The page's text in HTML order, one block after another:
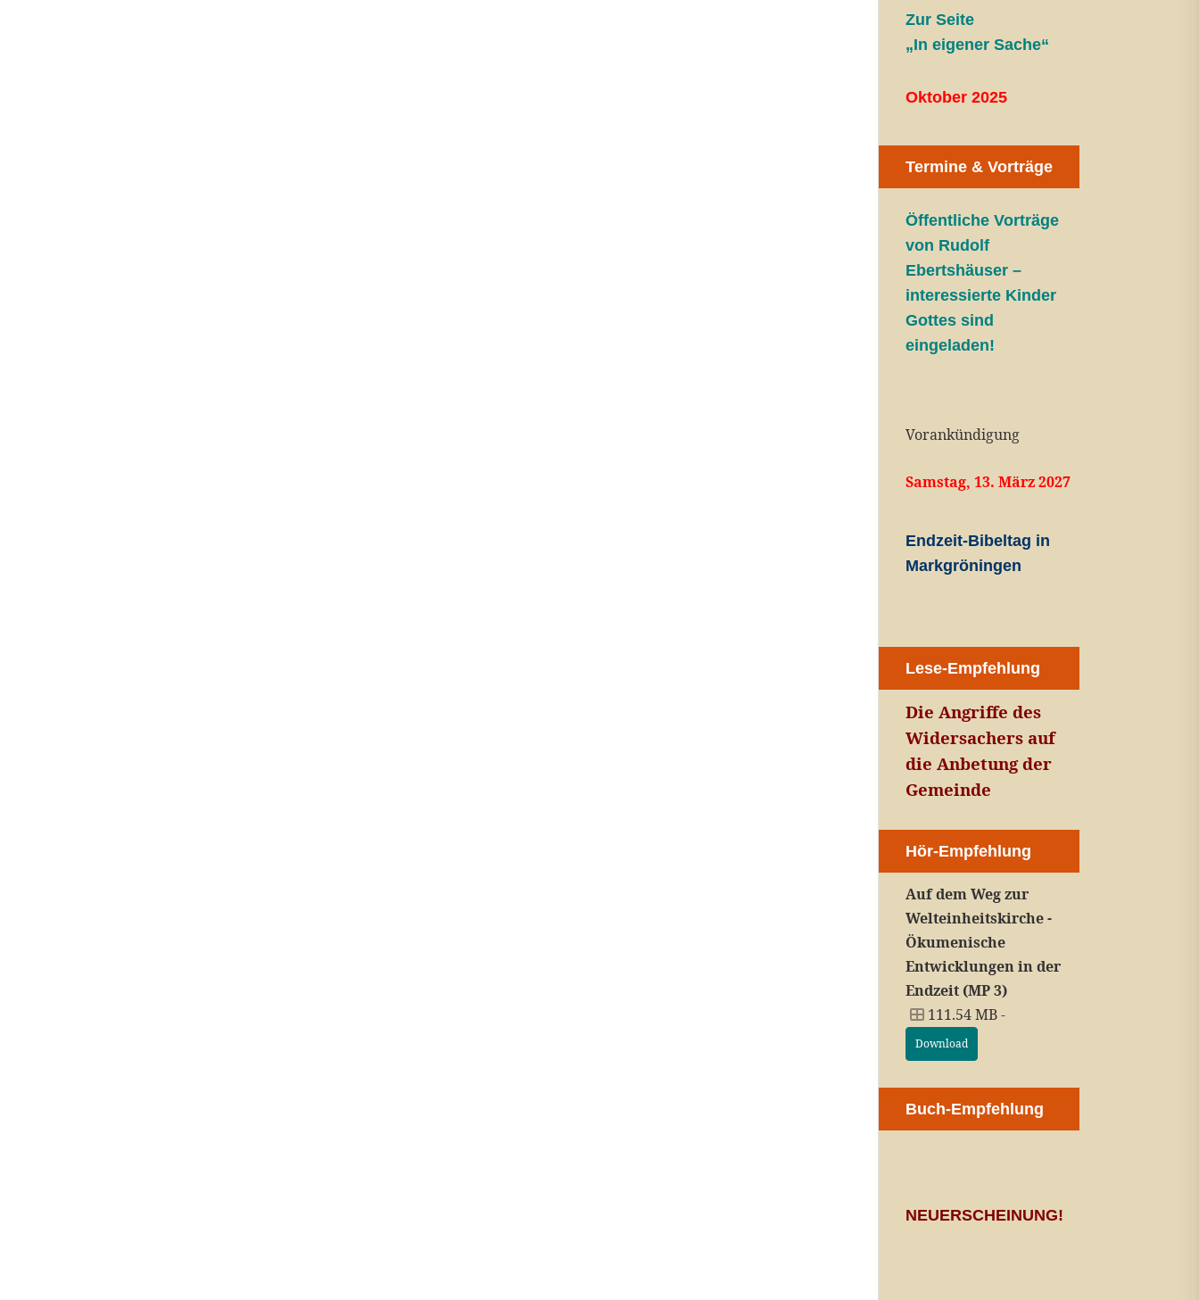
Zur Seite
„In eigener Sache“
Oktober 2025
Termine & Vorträge
Öffentliche Vorträge
von Rudolf
Ebertshäuser –
interessierte Kinder
Gottes sind
eingeladen!
Vorankündigung
Samstag, 13. März 2027
Endzeit-Bibeltag in
Markgröningen
Lese-Empfehlung
Die Angriffe des
Widersachers auf
die Anbetung der
Gemeinde
Hör-Empfehlung
Auf dem Weg zur
Welteinheitskirche -
Ökumenische
Entwicklungen in der
Endzeit (MP 3)
111.54 MB -
Download
Buch-Empfehlung
NEUERSCHEINUNG!